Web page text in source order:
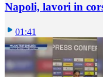
Napoli, lavori in
01:41